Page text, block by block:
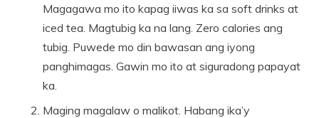
Magagawa mo ito kapag iiwas ka sa soft drinks at
iced tea. Magtubig ka na lang. Zero calories ang
tubig. Puwede mo din bawasan ang iyong
panghimagas. Gawin mo ito at siguradong papayat
ka.
Maging magalaw o malikot. Habang ika’y